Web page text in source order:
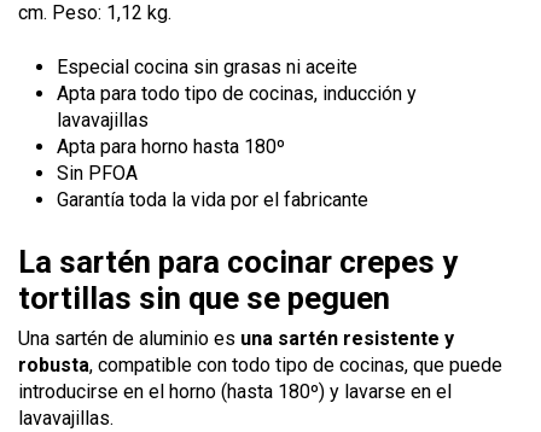
cm. Peso: 1,12 kg.
Especial cocina sin grasas ni aceite
Apta para todo tipo de cocinas, inducción y
lavavajillas
Apta para horno hasta 180º
Sin PFOA
Garantía toda la vida por el fabricante
La sartén para cocinar crepes y
tortillas sin que se peguen
Una sartén de aluminio es una sartén resistente y
robusta, compatible con todo tipo de cocinas, que puede
introducirse en el horno (hasta 180º) y lavarse en el
lavavajillas.